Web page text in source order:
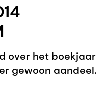
over het boekjaar
gewoon aandeel.